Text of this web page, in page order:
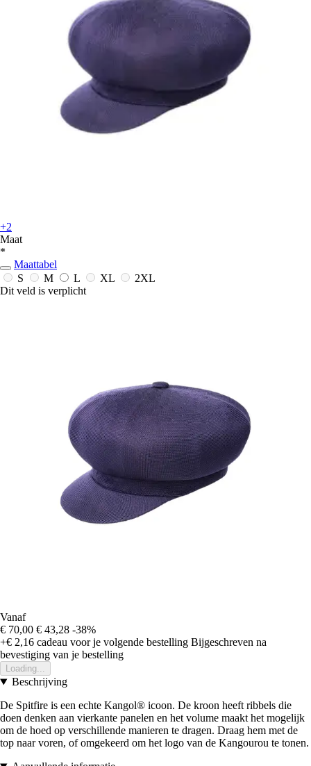
+2
Maat
*
Maattabel
S
M L XL
2XL
Dit veld is verplicht
Vanaf
€ 70,00 € 43,28 -38%
+€ 2,16 cadeau voor je volgende bestelling Bijgeschreven na
bevestiging van je bestelling
Loading...
Beschrijving
De Spitfire is een echte Kangol® icoon. De kroon heeft ribbels die
doen denken aan vierkante panelen en het volume maakt het mogelijk
om de hoed op verschillende manieren te dragen. Draag hem met de
top naar voren, of omgekeerd om het logo van de Kangourou te tonen.